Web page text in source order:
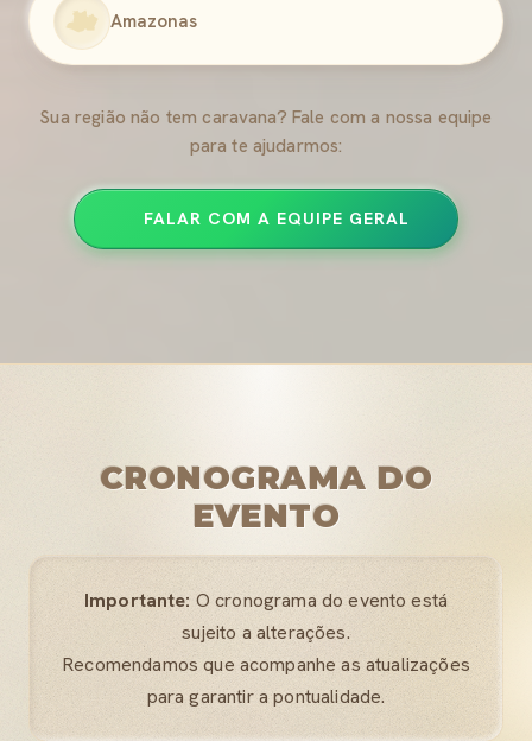
Amazonas
Sua região não tem caravana? Fale com a nossa equipe
para te ajudarmos:
FALAR COM A EQUIPE GERAL
CRONOGRAMA DO
EVENTO
Importante: O cronograma do evento está
sujeito a alterações.
Recomendamos que acompanhe as atualizações
para garantir a pontualidade.